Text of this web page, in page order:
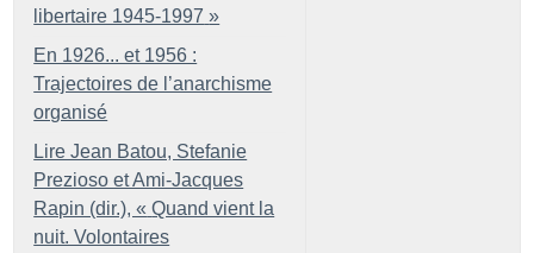
libertaire 1945-1997 »
En 1926... et 1956 :
Trajectoires de l’anarchisme
organisé
Lire Jean Batou, Stefanie
Prezioso et Ami-Jacques
Rapin (dir.), « Quand vient la
nuit. Volontaires